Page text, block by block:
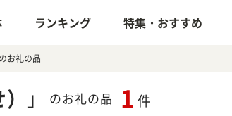
ランキング 特集・おすすめ
お礼の品
」 のお礼の品 1 件